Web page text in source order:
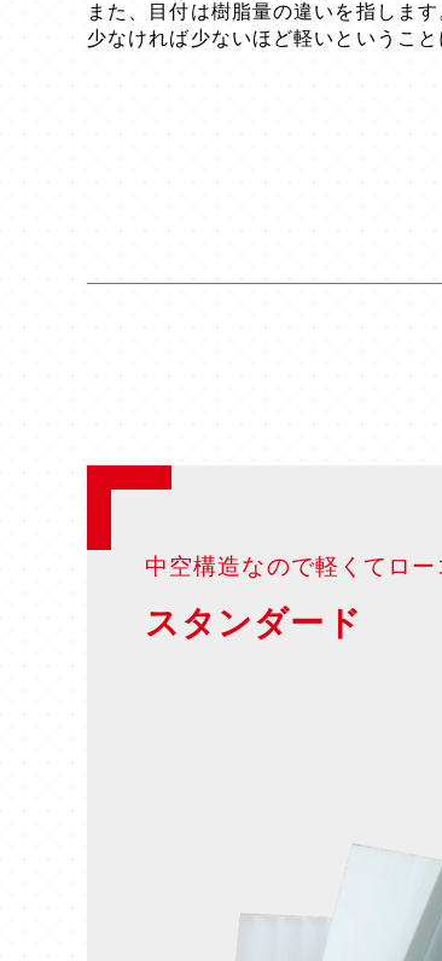
また、目付は樹脂量の違いを指しま
少なければ少ないほど軽いということ
中空構造なので軽くてロー
スタンダード